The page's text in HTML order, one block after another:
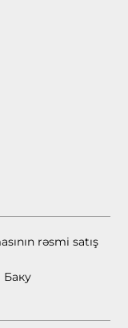
rəsmi satış